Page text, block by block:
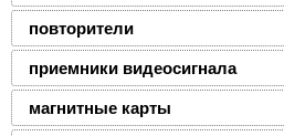
повторители
приемники видеосигнала
магнитные карты